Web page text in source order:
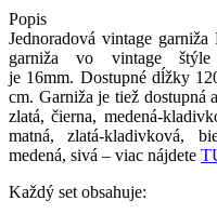
Popis
Jednoradová vintage
garniža vo vintage
je 16mm. Dostupné dĺžky
cm. Garniža je tiež
zlatá, čierna, medená-
matná, zlatá-kladivková,
medená, sivá – viac nájdete
Každý set obsahuje: